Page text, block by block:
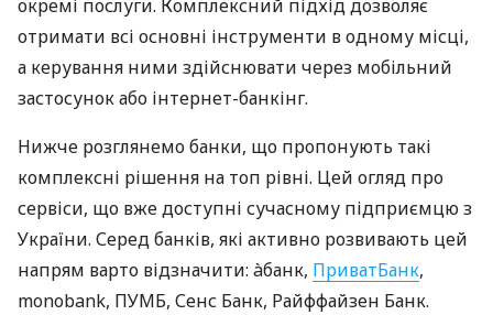
окремі послуги. Комплексний підхід дозволяє
отримати всі основні інструменти в одному місці,
а керування ними здійснювати через мобільний
застосунок або інтернет-банкінг.
Нижче розглянемо банки, що пропонують такі
комплексні рішення на топ рівні. Цей огляд про
сервіси, що вже доступні сучасному підприємцю з
України. Серед банків, які активно розвивають цей
напрям варто відзначити: àбанк, ПриватБанк,
monobank, ПУМБ, Сенс Банк, Райффайзен Банк.